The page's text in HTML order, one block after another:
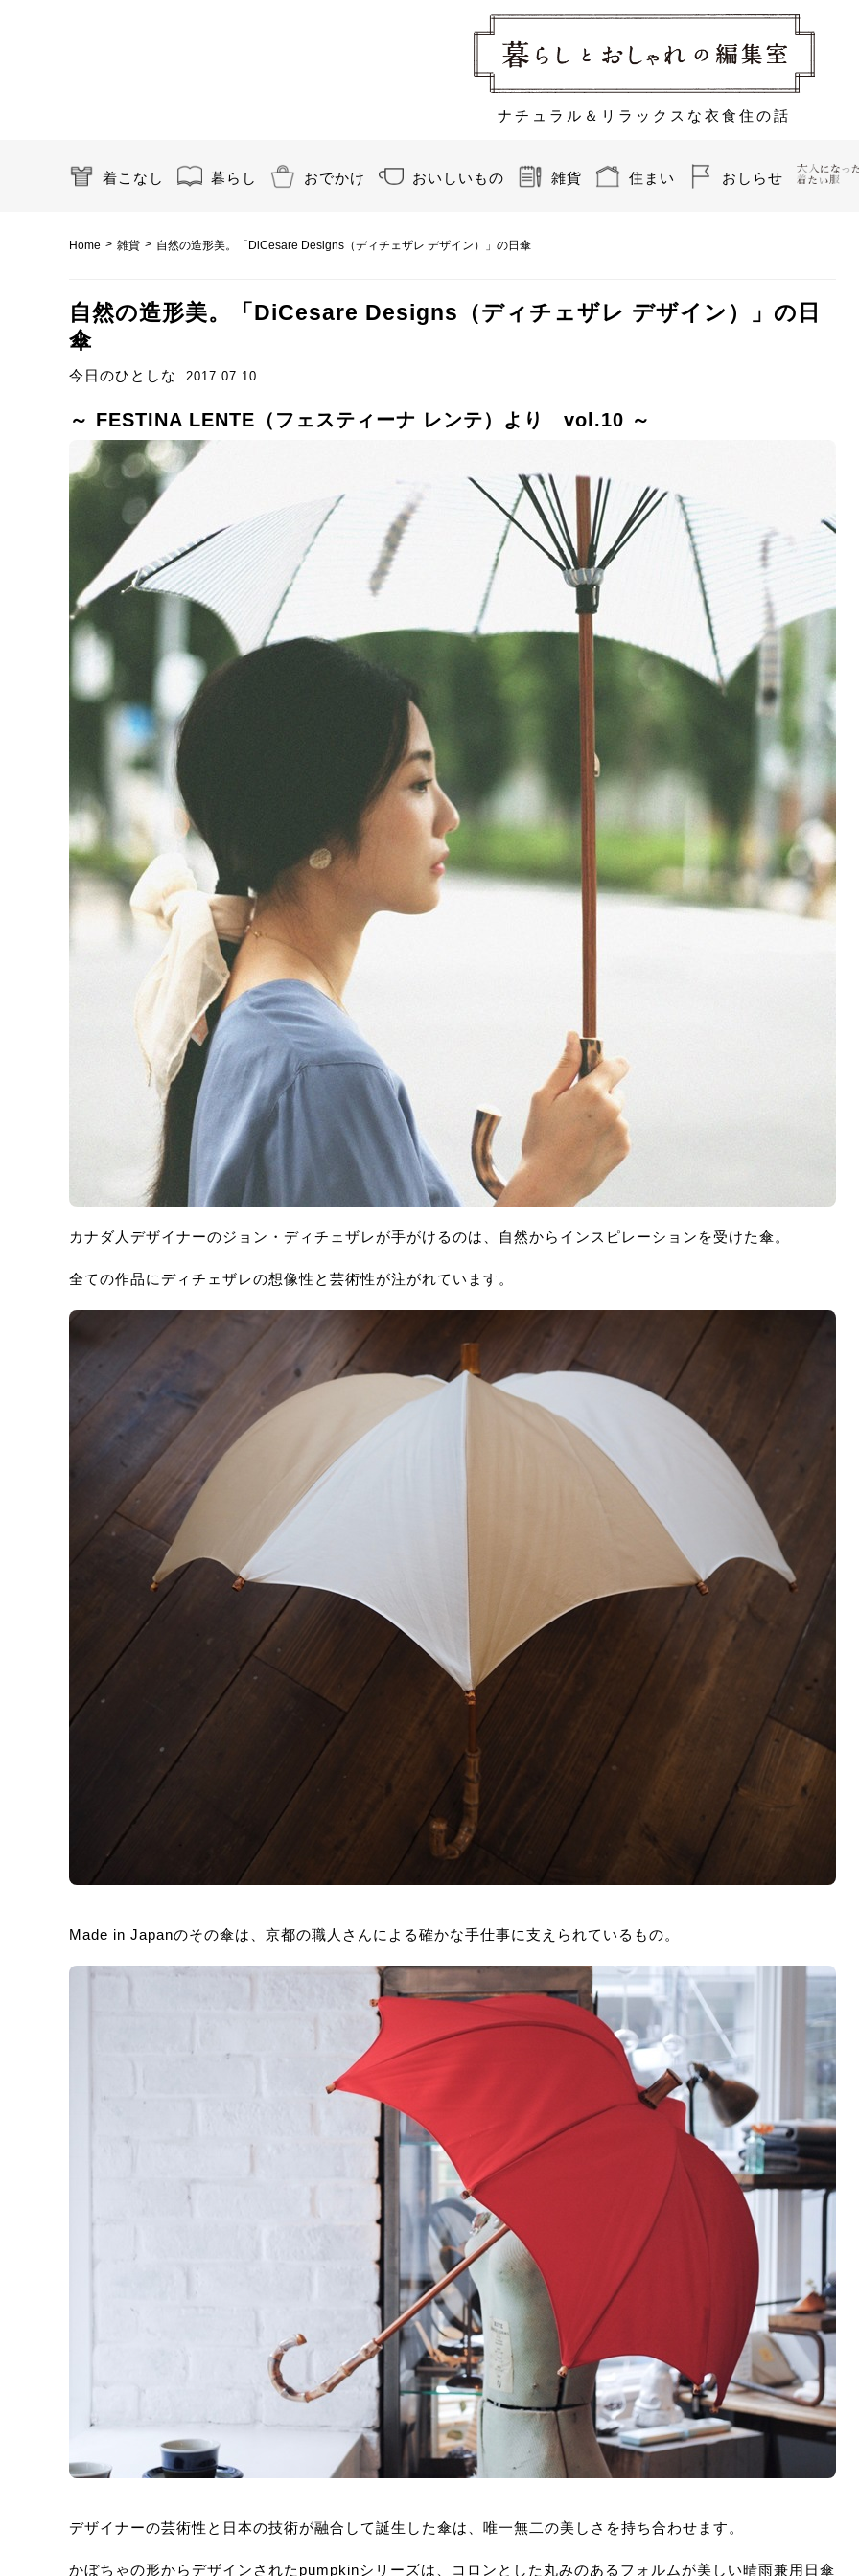
ナチュラル＆リラックスな衣食住の話
着こなし 暮らし おでかけ おいしいもの 雑貨 住まい おしらせ
Home > 雑貨 > 自然の造形美。「DiCesare Designs（ディチェザレ デザイン）」の日傘
自然の造形美。「DiCesare Designs（ディチェザレ デザイン）」の日
傘
今日のひとしな 2017.07.10
～ FESTINA LENTE（フェスティーナ レンテ）より vol.10 ～
カナダ人デザイナーのジョン・ディチェザレが手がけるのは、自然からインスピレーションを受けた傘。
全ての作品にディチェザレの想像性と芸術性が注がれています。
Made in Japanのその傘は、京都の職人さんによる確かな手仕事に支えられているもの。
デザイナーの芸術性と日本の技術が融合して誕生した傘は、唯一無二の美しさを持ち合わせます。
かぼちゃの形からデザインされたpumpkinシリーズは、コロンとした丸みのあるフォルムが美しい晴雨兼用日傘